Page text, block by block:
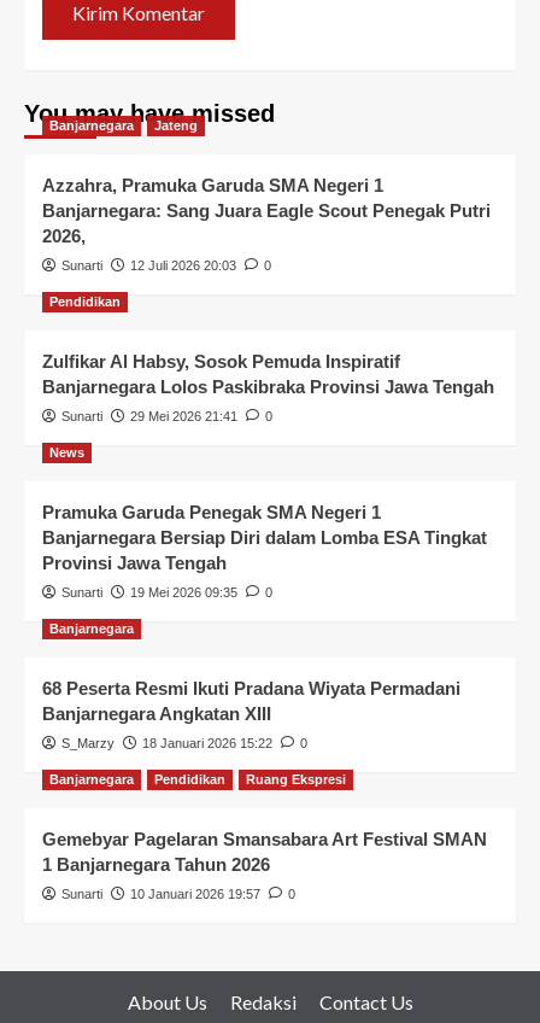
You may have missed
Banjarnegara Jateng
Azzahra, Pramuka Garuda SMA Negeri 1
Banjarnegara: Sang Juara Eagle Scout Penegak Putri
2026,
Sunarti 12 Juli 2026 20:03 0
Pendidikan
Zulfikar Al Habsy, Sosok Pemuda Inspiratif
Banjarnegara Lolos Paskibraka Provinsi Jawa Tengah
Sunarti 29 Mei 2026 21:41 0
News
Pramuka Garuda Penegak SMA Negeri 1
Banjarnegara Bersiap Diri dalam Lomba ESA Tingkat
Provinsi Jawa Tengah
Sunarti 19 Mei 2026 09:35 0
Banjarnegara
68 Peserta Resmi Ikuti Pradana Wiyata Permadani
Banjarnegara Angkatan XIII
S_Marzy 18 Januari 2026 15:22 0
Banjarnegara Pendidikan Ruang Ekspresi
Gemebyar Pagelaran Smansabara Art Festival SMAN
1 Banjarnegara Tahun 2026
Sunarti 10 Januari 2026 19:57 0
About Us Redaksi Contact Us